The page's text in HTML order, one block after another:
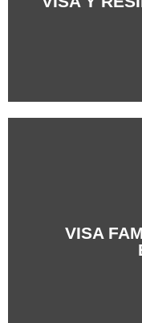
VISA